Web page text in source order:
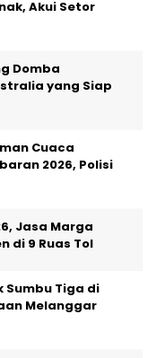
Akui Setor
Domba
yang Siap
Cuaca
2026, Polisi
Jasa Marga
di 9 Ruas Tol
Sumbu Tiga di
Melanggar